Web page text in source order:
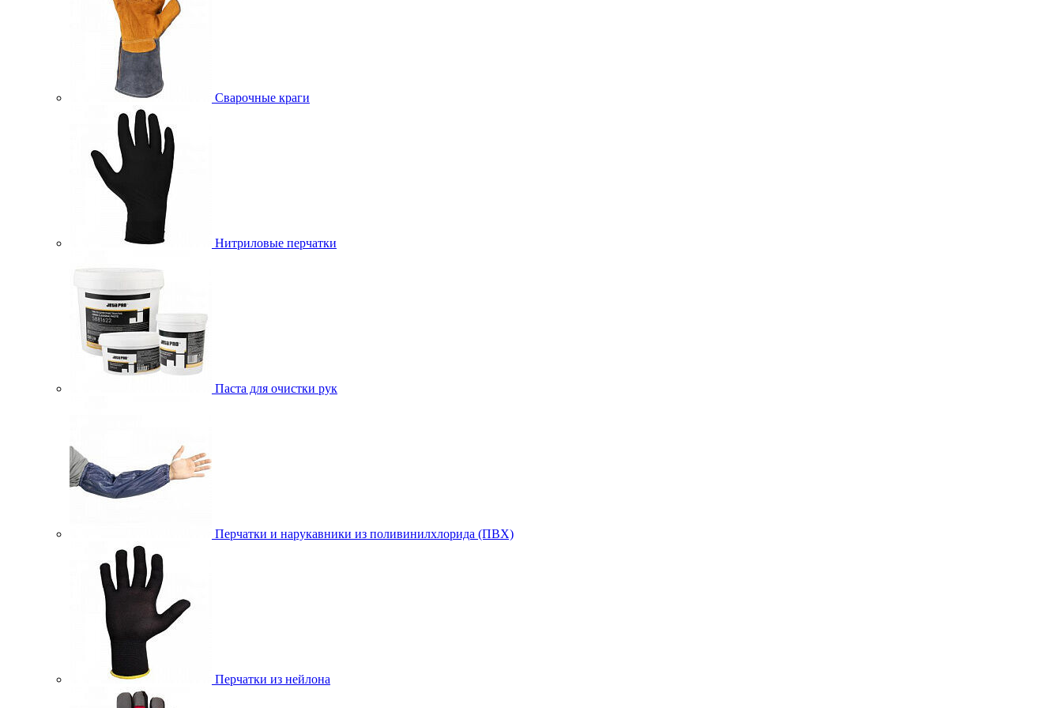
Сварочные краги
Нитриловые перчатки
Паста для очистки рук
Перчатки и нарукавники из поливинилхлорида (ПВХ)
Перчатки из нейлона